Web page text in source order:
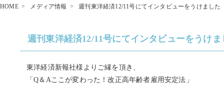
HOME> メディア情報 > 週刊東洋経済12/11号にてインタビューをうけました
週刊東洋経済12/11号にてインタビューをうけま
東洋経済新報社様よりご縁を頂き、
「Q＆Aここが変わった！改正高年齢者雇用安定法」